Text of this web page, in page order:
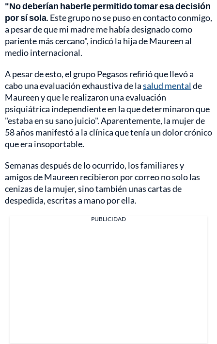
"No deberían haberle permitido tomar esa decisión
por sí sola. Este grupo no se puso en contacto conmigo,
a pesar de que mi madre me había designado como
pariente más cercano", indicó la hija de Maureen al
medio internacional.
A pesar de esto, el grupo Pegasos refirió que llevó a
cabo una evaluación exhaustiva de lasalud mentalde
Maureen y que le realizaron una evaluación
psiquiátrica independiente en la que determinaron que
"estaba en su sano juicio". Aparentemente, la mujer de
58 años manifestó a la clínica que tenía un dolor crónico
que era insoportable.
Semanas después de lo ocurrido, los familiares y
amigos de Maureen recibieron por correo no solo las
cenizas de la mujer, sino también unas cartas de
despedida, escritas a mano por ella.
PUBLICIDAD